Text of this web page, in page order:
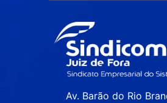
Av. Barão do Rio